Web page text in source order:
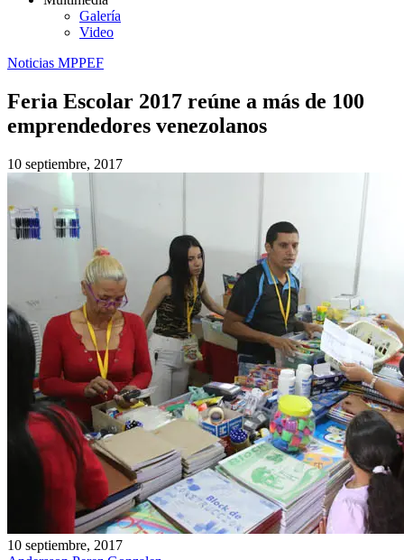
Galería
Video
Noticias MPPEF
Feria Escolar 2017 reúne a más de 100
emprendedores venezolanos
10 septiembre, 2017
10 septiembre, 2017